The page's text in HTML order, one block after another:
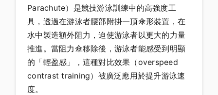
Parachute）是競技游泳訓練中的高強度工
具，透過在游泳者腰部附掛一頂傘形裝置，在
水中製造額外阻力，迫使游泳者以更大的力量
推進。當阻力傘移除後，游泳者能感受到明顯
的「輕盈感」，這種對比效果（overspeed
contrast training）被廣泛應用於提升游泳速
度。